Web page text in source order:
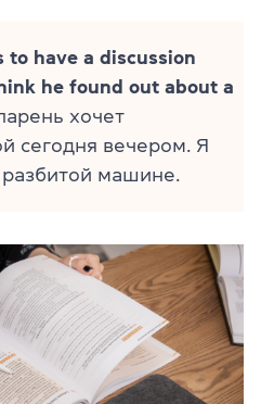
have a discussion
he found out about a
хочет
сегодня вечером. Я
машине.